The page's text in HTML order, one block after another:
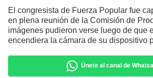
El congresista de Fuerza Popular fue
en plena reunión de la Comisión de
imágenes pudieron verse luego de que
encendiera la cámara de su dispositivo
Únete al canal de